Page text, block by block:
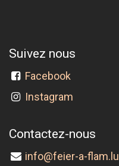
Suivez nous
Facebook
Instagram
Contactez-nous
info@feier-a-flam.lu